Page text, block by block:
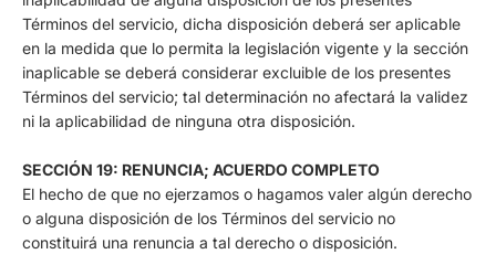
Términos del servicio, dicha disposición deberá ser aplicable
en la medida que lo permita la legislación vigente y la sección
inaplicable se deberá considerar excluible de los presentes
Términos del servicio; tal determinación no afectará la validez
ni la aplicabilidad de ninguna otra disposición.
SECCIÓN 19: RENUNCIA; ACUERDO COMPLETO
El hecho de que no ejerzamos o hagamos valer algún derecho
o alguna disposición de los Términos del servicio no
constituirá una renuncia a tal derecho o disposición.